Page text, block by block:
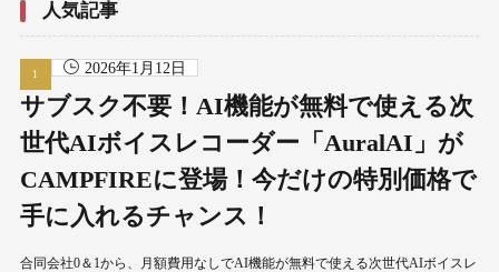
人気記事
2026年1月12日
サブスク不要！AI機能が無料で使える次
世代AIボイスレコーダー「AuralAI」が
CAMPFIREに登場！今だけの特別価格で
手に入れるチャンス！
合同会社0＆1から、月額費用なしでAI機能が無料で使える次世代AIボイスレ